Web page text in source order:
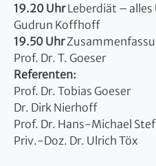
19.20 UhrLeberdiät – alles
Gudrun Koffhoff
19.50 Uhr
Prof. Dr. T. Goeser
Referenten:
Prof. Dr. Tobias Goeser
Dr. Dirk Nierhoff
Prof. Dr. Hans-Michael
Priv.-Doz. Dr. Ulrich Töx